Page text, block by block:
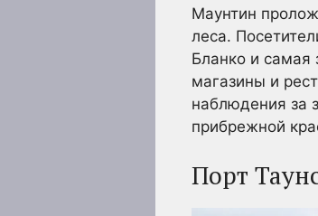
Маунтин
леса.
Бланко и самая
магазины и
наблюдения за
прибрежной
Порт